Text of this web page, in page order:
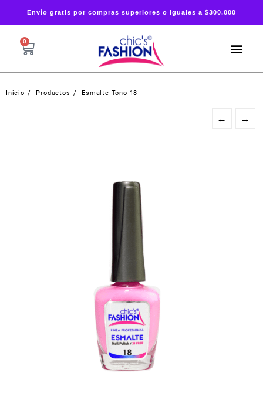
Envío gratis por compras superiores o iguales a $300.000
0
Inicio Productos Esmalte Tono 18
← →